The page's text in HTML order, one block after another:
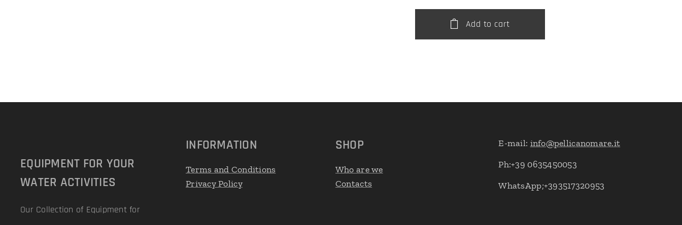
Add to cart
EQUIPMENT FOR YOUR
WATER ACTIVITIES
Our Collection of Equipment for
INFORMATION
Terms and Conditions
Privacy Policy
SHOP
Who are we
Contacts
E-mail: info@pellicanomare.it
Ph:+39 0635450053
WhatsApp;+393517320953